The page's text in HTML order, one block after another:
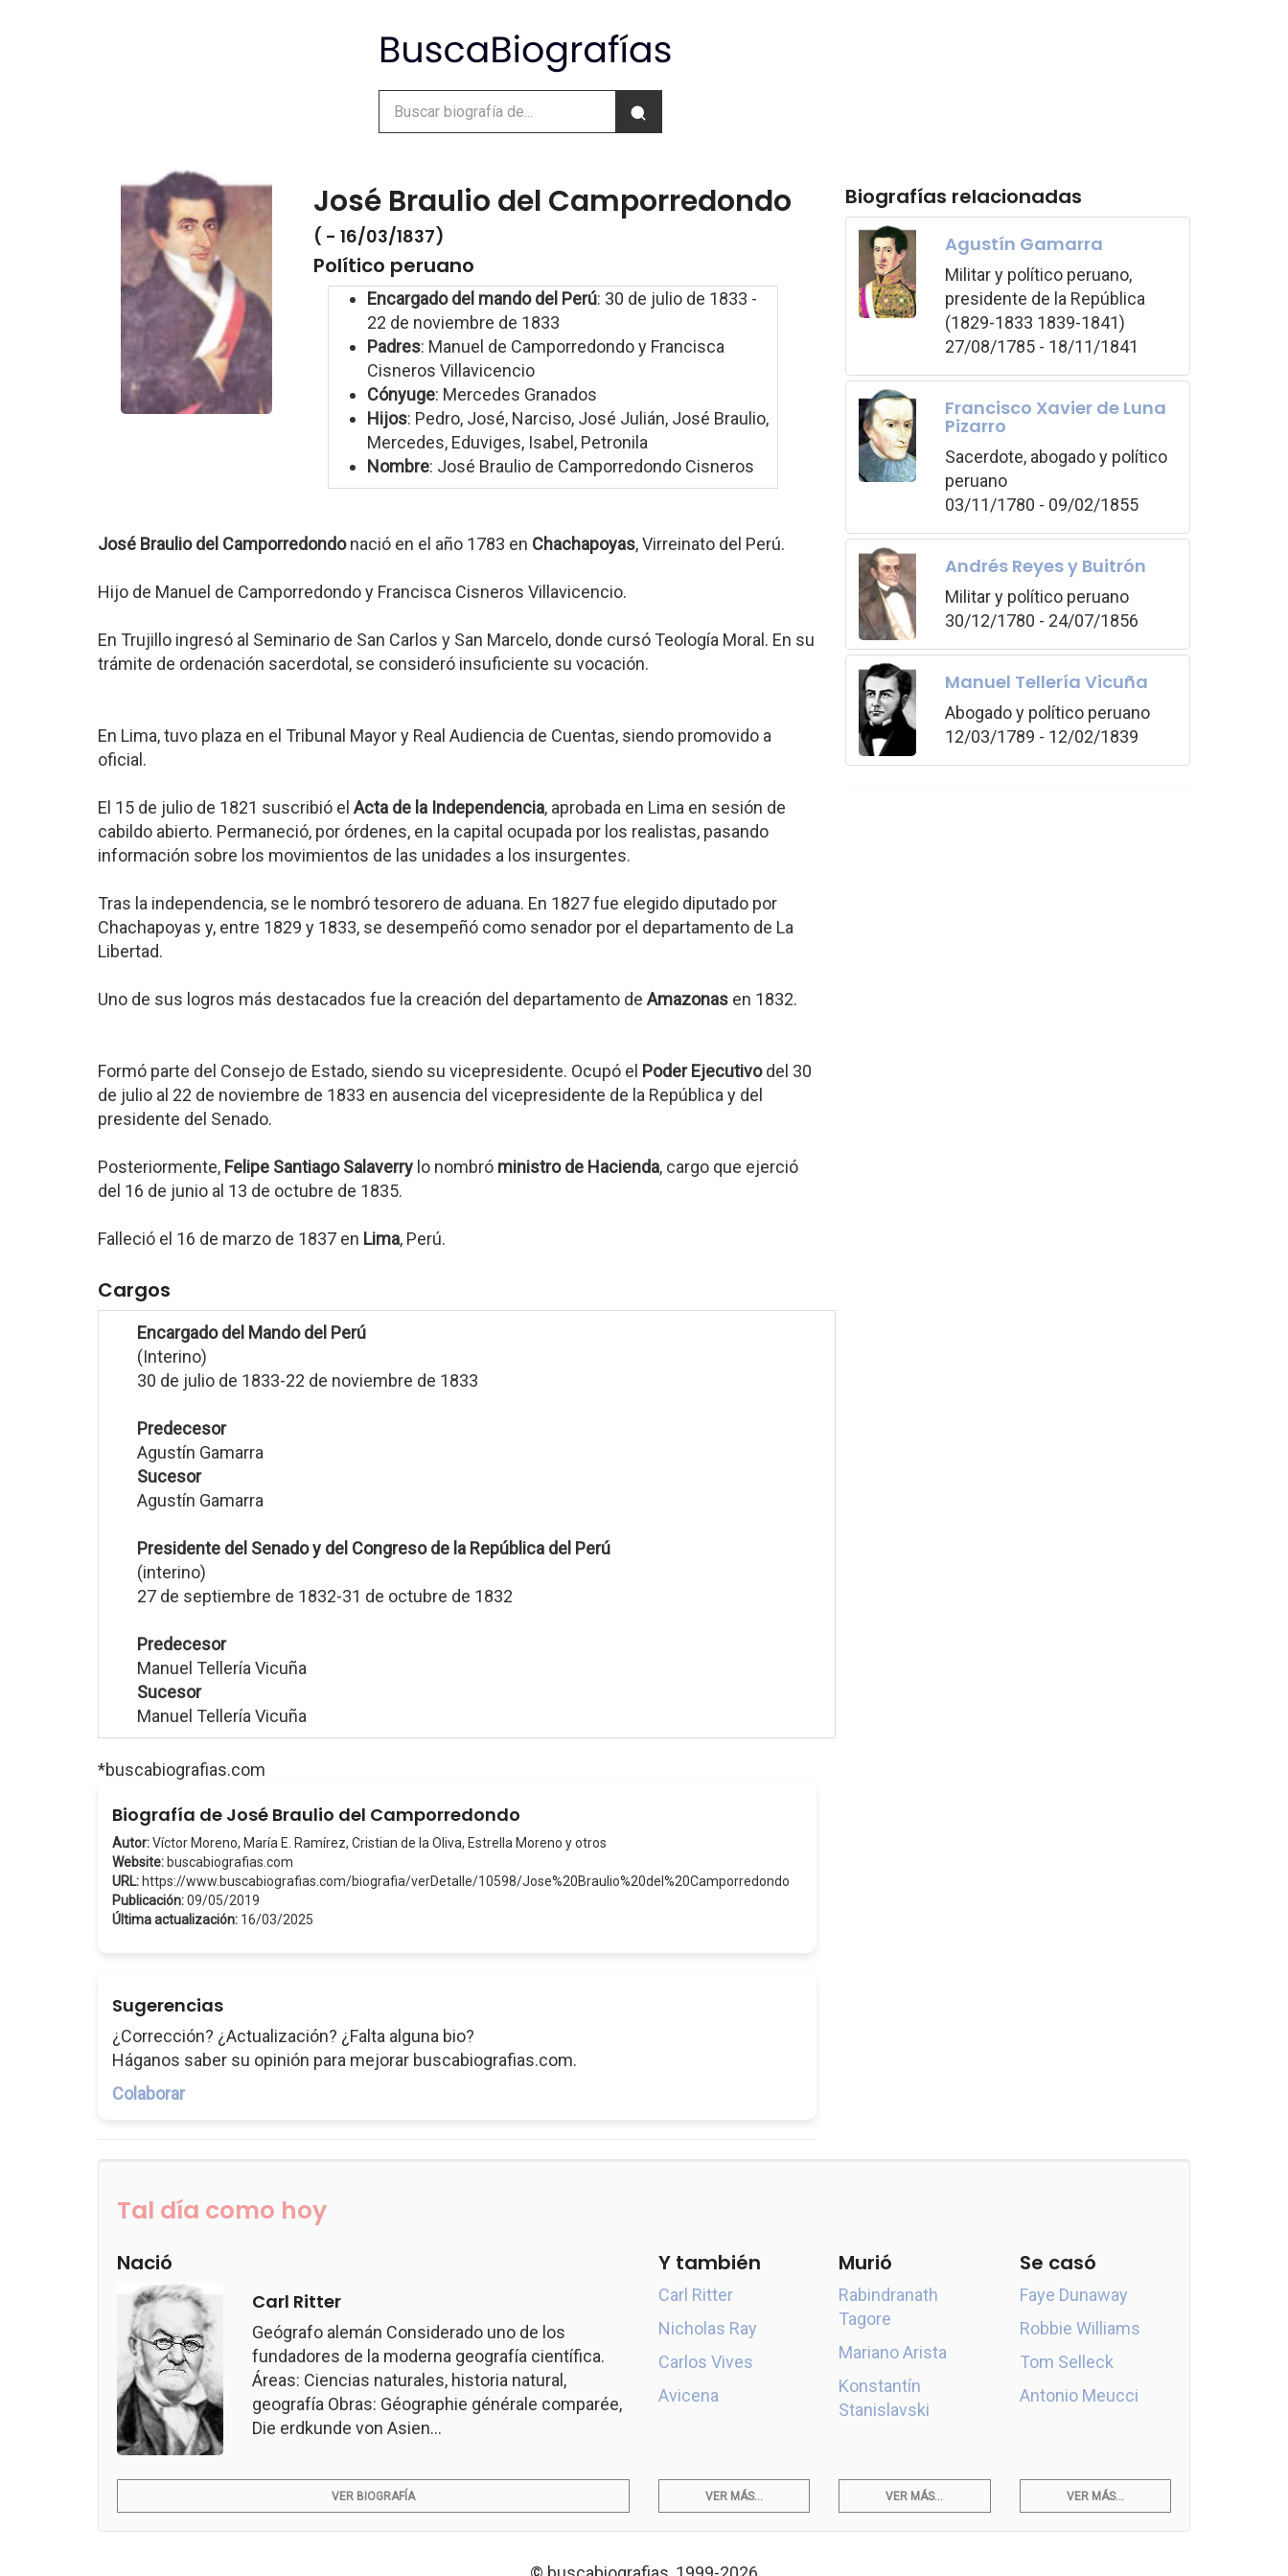
José Braulio del Camporredondo
( - 16/03/1837)
Político peruano
Encargado del mando del Perú: 30 de julio de 1833 -
22 de noviembre de 1833
Padres: Manuel de Camporredondo y Francisca
Cisneros Villavicencio
Cónyuge: Mercedes Granados
Hijos: Pedro, José, Narciso, José Julián, José Braulio,
Mercedes, Eduviges, Isabel, Petronila
Nombre: José Braulio de Camporredondo Cisneros
José Braulio del Camporredondonació en el año 1783 en Chachapoyas, Virreinato del Perú.
Hijo de Manuel de Camporredondo y Francisca Cisneros Villavicencio.
En Trujillo ingresó al Seminario de San Carlos y San Marcelo, donde cursó Teología Moral. En su
trámite de ordenación sacerdotal, se consideró insuficiente su vocación.
En Lima, tuvo plaza en el Tribunal Mayor y Real Audiencia de Cuentas, siendo promovido a
oficial.
El 15 de julio de 1821 suscribió el Acta de la Independencia, aprobada en Lima en sesión de
cabildo abierto. Permaneció, por órdenes, en la capital ocupada por los realistas, pasando
información sobre los movimientos de las unidades a los insurgentes.
Tras la independencia, se le nombró tesorero de aduana. En 1827 fue elegido diputado por
Chachapoyas y, entre 1829 y 1833, se desempeñó como senador por el departamento de La
Libertad.
Uno de sus logros más destacados fue la creación del departamento de Amazonas en 1832.
Formó parte del Consejo de Estado, siendo su vicepresidente. Ocupó el Poder Ejecutivodel 30
de julio al 22 de noviembre de 1833 en ausencia del vicepresidente de la República y del
presidente del Senado.
Posteriormente, Felipe Santiago Salaverry lo nombró ministro de Hacienda, cargo que ejerció
del 16 de junio al 13 de octubre de 1835.
Falleció el 16 de marzo de 1837 en Lima, Perú.
Cargos
Encargado del Mando del Perú
(Interino)
30 de julio de 1833-22 de noviembre de 1833
Predecesor
Agustín Gamarra
Sucesor
Agustín Gamarra
Presidente del Senado y del Congreso de la República del Perú
(interino)
27 de septiembre de 1832-31 de octubre de 1832
Predecesor
Manuel Tellería Vicuña
Sucesor
Manuel Tellería Vicuña
*buscabiografias.com
Biografía de José Braulio del Camporredondo
Autor:Víctor Moreno, María E. Ramírez, Cristian de la Oliva, Estrella Moreno y otros
Website: buscabiografias.com
URL: https://www.buscabiografias.com/biografia/verDetalle/10598/Jose%20Braulio%20del%20Camporredondo
Publicación:09/05/2019
Última actualización: 16/03/2025
Sugerencias
¿Corrección? ¿Actualización? ¿Falta alguna bio?
Háganos saber su opinión para mejorar buscabiografias.com.
Colaborar
Biografías relacionadas
Agustín Gamarra
Militar y político peruano,
presidente de la República
(1829-1833 1839-1841)
27/08/1785 - 18/11/1841
Francisco Xavier de Luna
Pizarro
Sacerdote, abogado y político
peruano
03/11/1780 - 09/02/1855
Andrés Reyes y Buitrón
Militar y político peruano
30/12/1780 - 24/07/1856
Manuel Tellería Vicuña
Abogado y político peruano
12/03/1789 - 12/02/1839
Tal día como hoy
Nació
Carl Ritter
Geógrafo alemán Considerado uno de los
fundadores de la moderna geografía científica.
Áreas: Ciencias naturales, historia natural,
geografía Obras: Géographie générale comparée,
Die erdkunde von Asien...
Y también
Carl Ritter
Nicholas Ray
Carlos Vives
Avicena
Murió
Rabindranath
Tagore
Mariano Arista
Konstantín
Stanislavski
Se casó
Faye Dunaway
Robbie Williams
Tom Selleck
Antonio Meucci
VER BIOGRAFÍA VER MÁS... VER MÁS... VER MÁS...